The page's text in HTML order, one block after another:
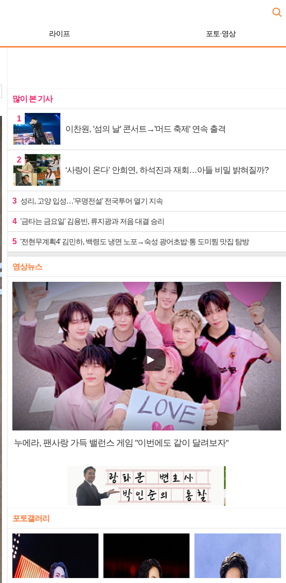
라이프 포토·영상
많이 본 기사
1
이찬원, '섬의 날' 콘서트→'머드 축제' 연속 출격
2
‘사랑이 온다’ 안희연, 하석진과 재회…아들 비밀 밝혀질까?
3 성리, 고양 입성…'무명전설' 전국투어 열기 지속
4 '금타는 금요일' 김용빈, 류지광과 저음 대결 승리
5 '전현무계획4' 김민하, 백령도 냉면 노포→숙성 광어초밥·통 도미찜 맛집 탐방
영상뉴스
누에라, 팬사랑 가득 밸런스 게임 "이번에도 같이 달려보자"
포토갤러리